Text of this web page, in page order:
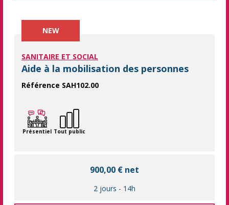
NEW
SANITAIRE ET SOCIAL
Aide à la mobilisation des personnes
Référence SAH102.00
Présentiel Tout public
900,00 € net
2 jours - 14h